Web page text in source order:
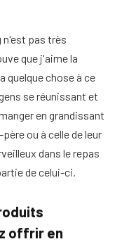
n'est pas très
que j'aime la
quelque chose à ce
se réunissant et
en grandissant
ou à celle de leur
dans le repas
de celui-ci.
offrir en